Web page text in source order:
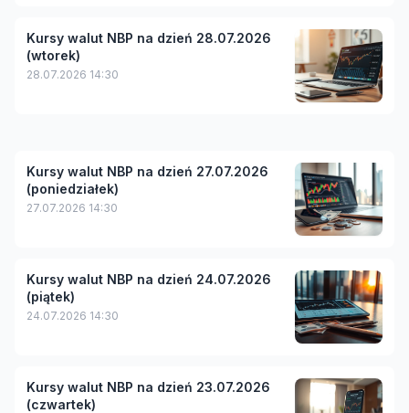
Kursy walut NBP na dzień 28.07.2026
(wtorek)
28.07.2026 14:30
Kursy walut NBP na dzień 27.07.2026
(poniedziałek)
27.07.2026 14:30
Kursy walut NBP na dzień 24.07.2026
(piątek)
24.07.2026 14:30
Kursy walut NBP na dzień 23.07.2026
(czwartek)